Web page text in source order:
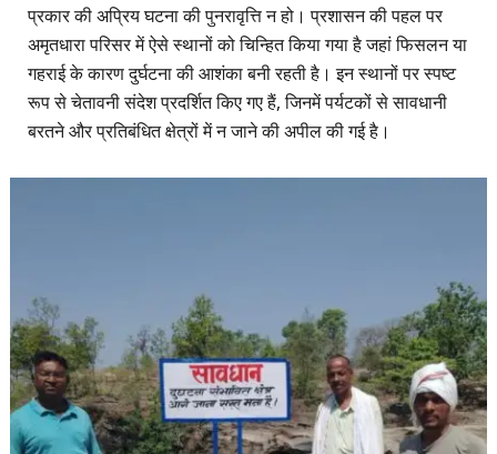
प्रकार की अप्रिय घटना की पुनरावृत्ति न हो। प्रशासन की पहल पर
अमृतधारा परिसर में ऐसे स्थानों को चिन्हित किया गया है जहां फिसलन या
गहराई के कारण दुर्घटना की आशंका बनी रहती है। इन स्थानों पर स्पष्ट
रूप से चेतावनी संदेश प्रदर्शित किए गए हैं, जिनमें पर्यटकों से सावधानी
बरतने और प्रतिबंधित क्षेत्रों में न जाने की अपील की गई है।